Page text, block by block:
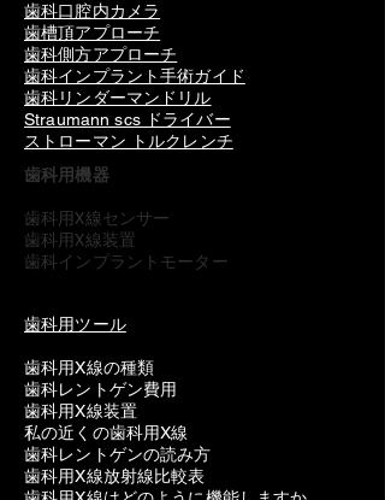
歯科口腔内カメラ
歯槽頂アプローチ
歯科側方アプローチ
歯科インプラント手術ガイド
歯科リンダーマンドリル
Straumann scs ドライバー
ストローマン トルクレンチ
歯科用機器
歯科用X線センサー
歯科用X線装置
歯科インプラントモーター
歯科用ツール
歯科用X線の種類
歯科レントゲン費用
歯科用X線装置
私の近くの歯科用X線
歯科レントゲンの読み方
歯科用X線放射線比較表